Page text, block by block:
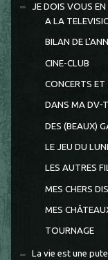
JE DOIS VOUS EN
A LA
BILAN DE
CINE-CLUB
CONCERTS ET
DANS MA DV-
DES (BEAUX)
LE JEU DU
LES AUTRES
MES CHERS
MES
TOURNAGE
La vie est une pute